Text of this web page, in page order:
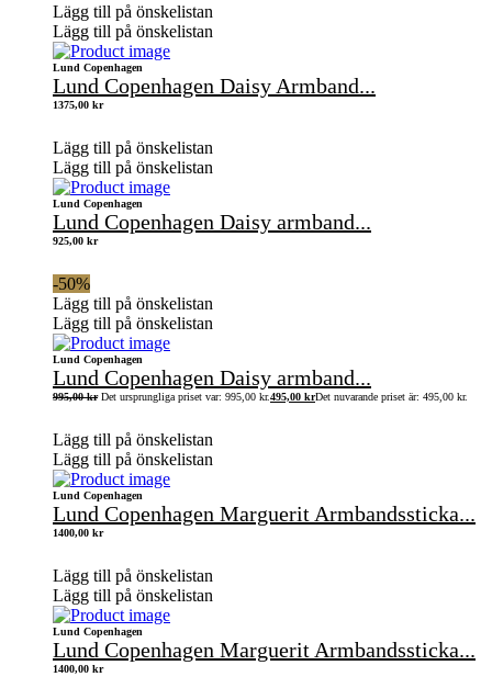
Lägg till på önskelistan
Lägg till på önskelistan
Lund Copenhagen
Lund Copenhagen Daisy Armband...
1375,00 kr
Lägg till på önskelistan
Lägg till på önskelistan
Lund Copenhagen
Lund Copenhagen Daisy armband...
925,00 kr
-50%
Lägg till på önskelistan
Lägg till på önskelistan
Lund Copenhagen
Lund Copenhagen Daisy armband...
995,00kr Det ursprungliga priset var: 995,00 kr.495,00 krDet nuvarande priset är: 495,00 kr.
Lägg till på önskelistan
Lägg till på önskelistan
Lund Copenhagen
Lund Copenhagen Marguerit Armbandssticka...
1400,00 kr
Lägg till på önskelistan
Lägg till på önskelistan
Lund Copenhagen
Lund Copenhagen Marguerit Armbandssticka...
1400,00 kr